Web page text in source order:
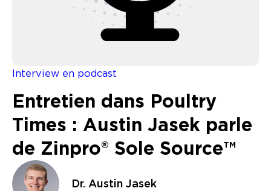
Interview en podcast
Entretien dans Poultry
Times : Austin Jasek parle
de Zinpro® Sole Source™
Dr. Austin Jasek